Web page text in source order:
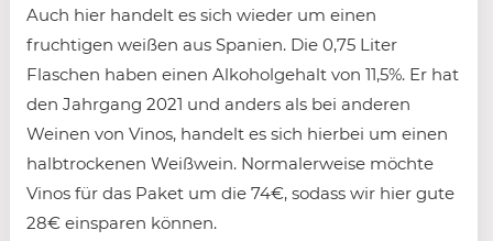
Auch hier handelt es sich wieder um einen
fruchtigen weißen aus Spanien. Die 0,75 Liter
Flaschen haben einen Alkoholgehalt von 11,5%. Er hat
den Jahrgang 2021 und anders als bei anderen
Weinen von Vinos, handelt es sich hierbei um einen
halbtrockenen Weißwein. Normalerweise möchte
Vinos für das Paket um die 74€, sodass wir hier gute
28€ einsparen können.